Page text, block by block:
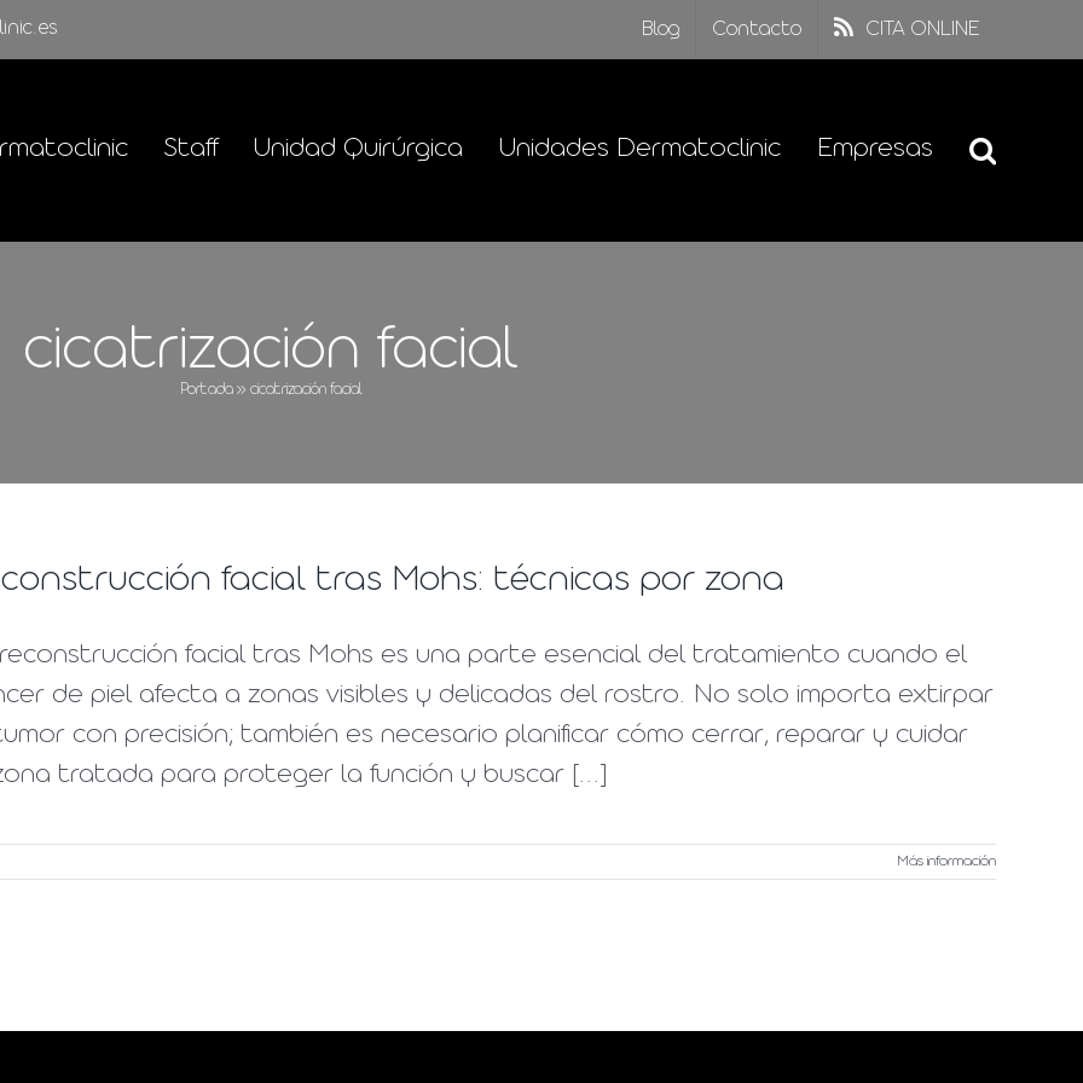
Blog Contacto CITA ONLINE
Staff Unidad Quirúrgica Unidades Dermatoclinic Empresas
cicatrización facial
Portada» cicatrización facial
facial tras Mohs: técnicas por zona
facial tras Mohs es una parte esencial del tratamiento cuando el
de piel afecta a zonas visibles y delicadas del rostro. No solo importa extirpar
con precisión; también es necesario planificar cómo cerrar, reparar y cuidar
tratada para proteger la función y buscar [...]
Más información